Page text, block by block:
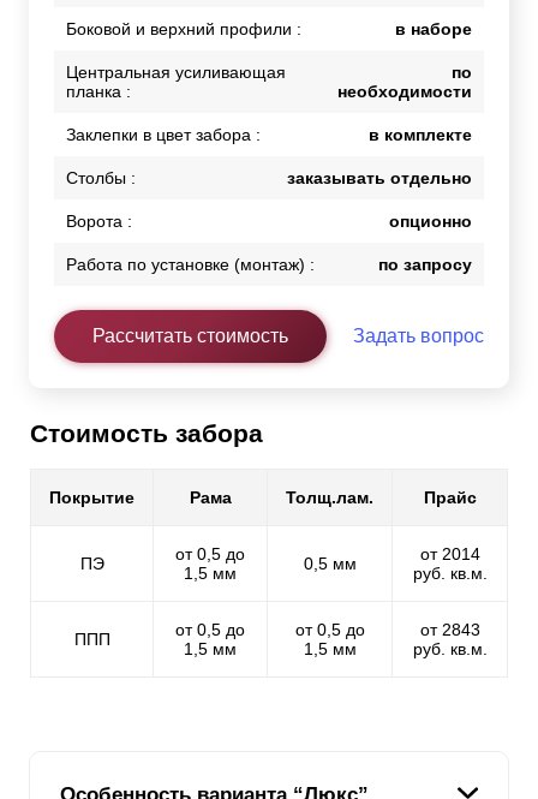
Боковой и верхний профили : в наборе
Центральная усиливающая
планка :
по
необходимости
Заклепки в цвет забора : в комплекте
Столбы : заказывать отдельно
Ворота : опционно
Работа по установке (монтаж) : по запросу
Рассчитать стоимость Задать вопрос
Стоимость забора
Покрытие Рама Толщ.лам. Прайс
ПЭ
от 0,5 до
1,5 мм
0,5 мм
от 2014
руб. кв.м.
ППП
от 0,5 до
1,5 мм
от 0,5 до
1,5 мм
от 2843
руб. кв.м.
Особенность варианта “Люкс”